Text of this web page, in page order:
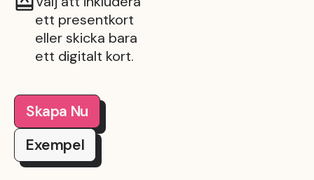
ett presentkort
eller skicka bara
ett digitalt kort.
Skapa Nu
Exempel